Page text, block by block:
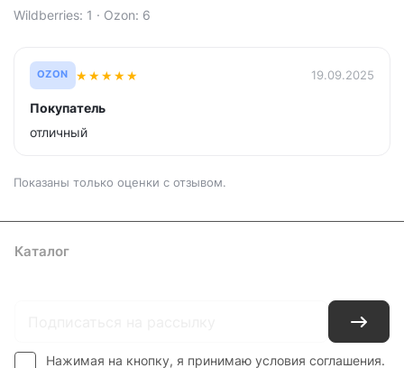
Wildberries: 1 · Ozon: 6
OZON ★★★★★ 19.09.2025
Покупатель
отличный
Показаны только оценки с отзывом.
Каталог
Нажимая на кнопку, я принимаю условия соглашения.